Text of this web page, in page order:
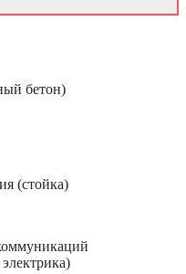
бетон)
(стойка)